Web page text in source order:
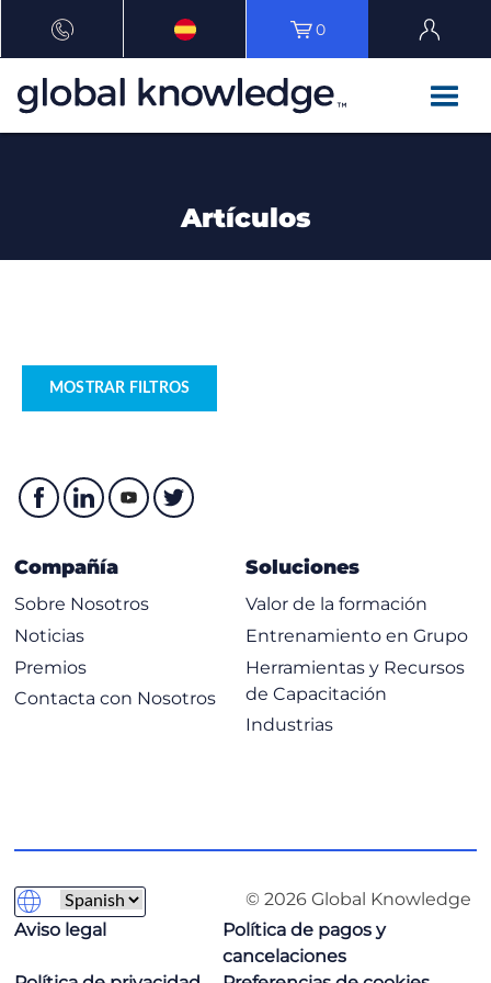
0
Artículos
MOSTRAR FILTROS
Compañía
Sobre Nosotros
Noticias
Premios
Contacta con Nosotros
Soluciones
Valor de la formación
Entrenamiento en Grupo
Herramientas y Recursos
de Capacitación
Industrias
© 2026 Global Knowledge
Aviso legal
Política de pagos y
cancelaciones